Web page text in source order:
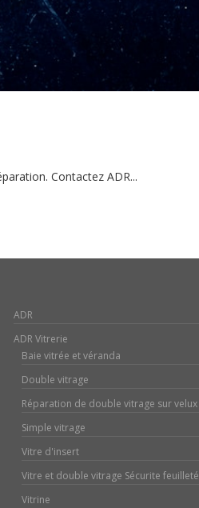
Contactez ADR...
ADR
ADR Vitrerie
Baie vitrée et véranda
Double vitrage
Réparation de double vitrage sur velux
Simple vitrage
Vitre d'insert
Vitre et double vitrage Sécurite feuilleté
Vitrine